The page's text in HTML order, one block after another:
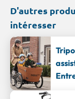
D'autres
intéresser